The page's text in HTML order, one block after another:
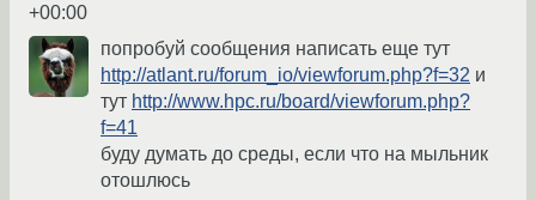
+00:00
попробуй сообщения написать еще тут
http://atlant.ru/forum_io/viewforum.php?f=32 и
тут http://www.hpc.ru/board/viewforum.php?
f=41
буду думать до среды, если что на мыльник
отошлюсь